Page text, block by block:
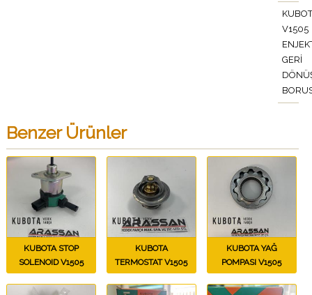
V1505
GERİ
Benzer Ürünler
KUBOTA STOP
SOLENOID V1505
KUBOTA
TERMOSTAT V1505
KUBOTA YAĞ
POMPASI V1505